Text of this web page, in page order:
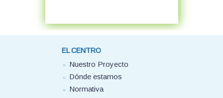
EL CENTRO
Nuestro Proyecto
Dónde estamos
Normativa